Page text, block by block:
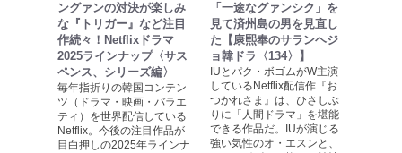
ングァンの対決が楽しみ
な『トリガー』など注目
作続々！Netflixドラマ
2025ラインナップ〈サス
ペンス、シリーズ編〉
毎年指折りの韓国コンテン
ツ（ドラマ・映画・バラエ
ティ）を世界配信している
Netflix。今後の注目作品が
目白押しの2025年ラインナ
「一途なグァンシク」を
見て済州島の男を見直し
た【康熙奉のサランヘジ
ョ韓ドラ〈134〉】
IUとパク・ボゴムがW主演
しているNetflix配信作『お
つかれさま』は、ひさしぶ
りに「人間ドラマ」を堪能
できる作品だ。IUが演じる
強い気性のオ・エスンと、